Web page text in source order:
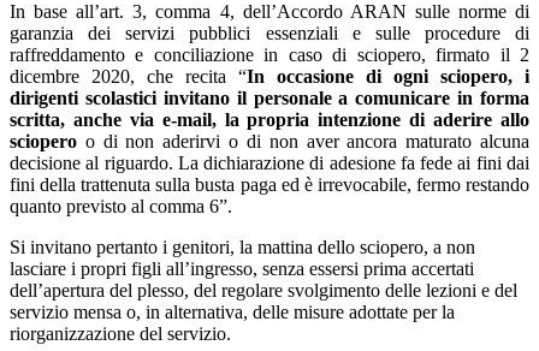
In base all’art. 3, comma 4, dell’Accordo ARAN sulle norme di
garanzia dei servizi pubblici essenziali e sulle procedure di
raffreddamento e conciliazione in caso di sciopero, firmato il 2
dicembre 2020, che recita “In occasione di ogni sciopero, i
dirigenti scolastici invitano il personale a comunicare in forma
scritta, anche via e-mail, la propria intenzione di aderire allo
sciopero o di non aderirvi o di non aver ancora maturato alcuna
decisione al riguardo. La dichiarazione di adesione fa fede ai fini dai
fini della trattenuta sulla busta paga ed è irrevocabile, fermo restando
quanto previsto al comma 6”.
Si invitano pertanto i genitori, la mattina dello sciopero, a non
lasciare i propri figli all’ingresso, senza essersi prima accertati
dell’apertura del plesso, del regolare svolgimento delle lezioni e del
servizio mensa o, in alternativa, delle misure adottate per la
riorganizzazione del servizio.